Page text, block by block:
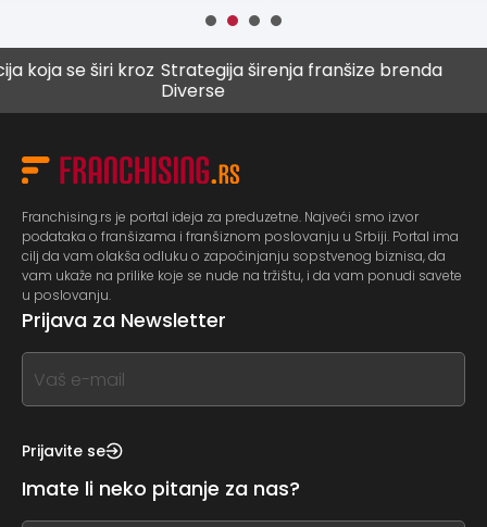
se širi kroz Strategija širenja franšize brenda
Diverse
Franchising.rs je portal ideja za preduzetne. Najveći smo izvor
podataka o franšizama i franšiznom poslovanju u Srbiji. Portal ima
cilj da vam olakša odluku o započinjanju sopstvenog biznisa, da
vam ukaže na prilike koje se nude na tržištu, i da vam ponudi savete
u poslovanju.
Prijava za Newsletter
If
you
this,
this
Prijavite se
Imate li neko pitanje za nas?